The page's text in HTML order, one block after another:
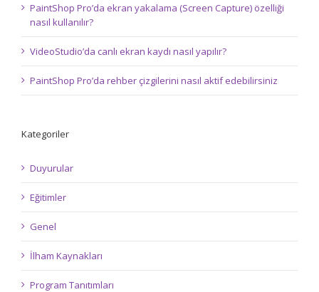
PaintShop Pro’da ekran yakalama (Screen Capture) özelliği
nasıl kullanılır?
VideoStudio’da canlı ekran kaydı nasıl yapılır?
PaintShop Pro’da rehber çizgilerini nasıl aktif edebilirsiniz
Kategoriler
Duyurular
Eğitimler
Genel
İlham Kaynakları
Program Tanıtımları